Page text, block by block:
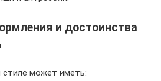
и достоинства
может иметь: